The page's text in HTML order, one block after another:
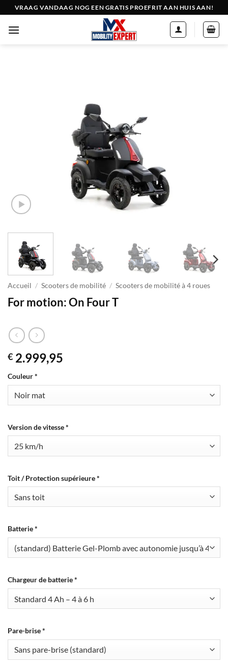
Passer
contenu
VRAAG VANDAAG NOG EEN GRATIS PROEFRIT AAN HUIS AAN!
Accueil / Scooters de mobilité / Scooters de mobilité à 4 roues
For motion: On Four T
€ 2.999,95
Couleur*
Version de vitesse*
Toit / Protection supérieure*
Batterie*
Chargeur de batterie*
Pare-brise*